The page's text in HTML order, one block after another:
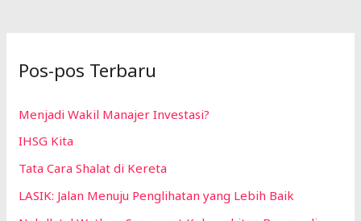
Pos-pos Terbaru
Menjadi Wakil Manajer Investasi?
IHSG Kita
Tata Cara Shalat di Kereta
LASIK: Jalan Menuju Penglihatan yang Lebih Baik